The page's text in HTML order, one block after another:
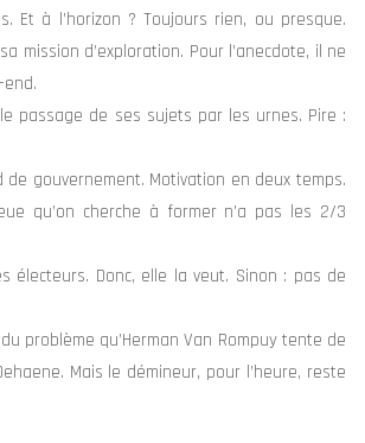
Et à l’horizon ? Toujours rien, ou presque.
mission d’exploration. Pour l’anecdote, il ne
passage de ses sujets par les urnes. Pire :
de gouvernement. Motivation en deux temps.
qu’on cherche à former n’a pas les 2/3
électeurs. Donc, elle la veut. Sinon : pas de
problème qu’Herman Van Rompuy tente de
Mais le démineur, pour l’heure, reste